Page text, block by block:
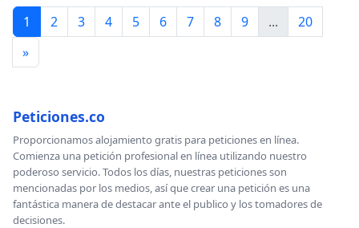
1 2 3 4 5 6 7 8 9 ...
20
»
Peticiones.co
Proporcionamos alojamiento gratis para peticiones en línea.
Comienza una petición profesional en línea utilizando nuestro
poderoso servicio. Todos los días, nuestras peticiones son
mencionadas por los medios, así que crear una petición es una
fantástica manera de destacar ante el publico y los tomadores de
decisiones.